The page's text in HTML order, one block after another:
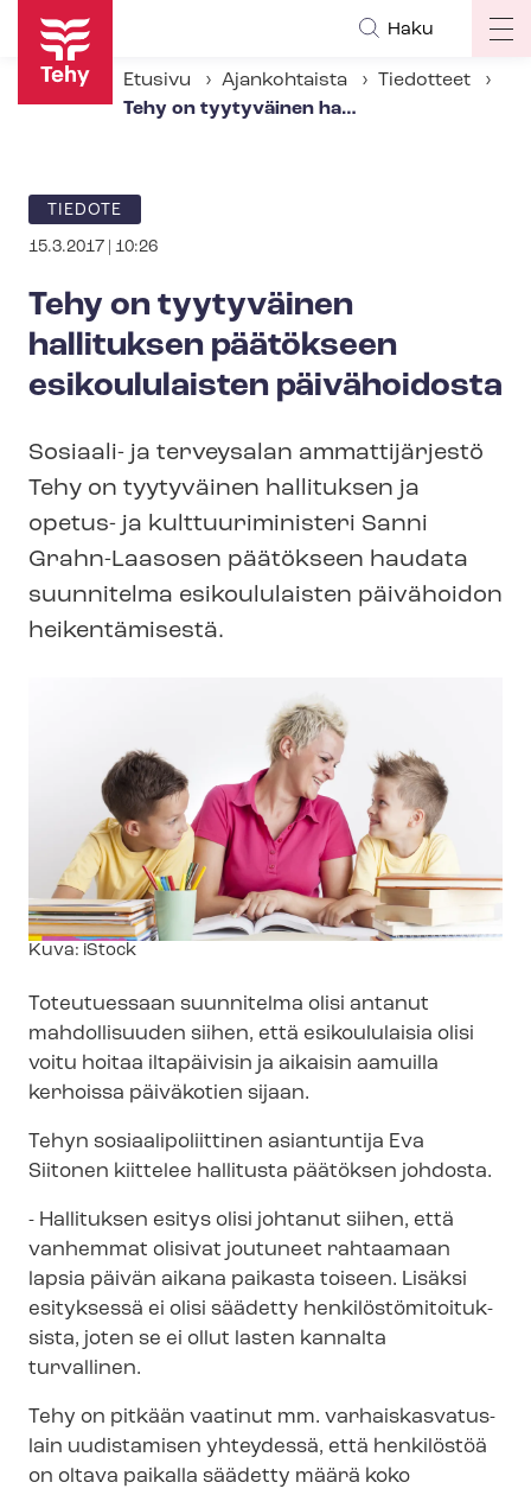
Hyppää
pääsisältöön
Haku
Etusivu Ajankohtaista
Tiedotteet
Tehy on tyytyväinen hallituksen päätökseen esikoululaisten päivähoidosta
ARTIKKELIN
KATEGORIA
TIEDOTE
15.3.2017 | 10:26
Tehy on tyytyväinen
hallituksen päätökseen
esikoululaisten päivähoidosta
Sosiaali- ja terveysalan ammattijärjestö
Tehy on tyytyväinen hallituksen ja
opetus- ja kult­tuu­ri­mi­nis­te­ri Sanni
Grahn-Laasosen päätökseen haudata
suunnitelma esikoululaisten päivähoidon
heikentämisestä.
Kuvateksti
Kuva: iStock
Toteutuessaan suunnitelma olisi antanut
mahdollisuuden siihen, että esikoululaisia olisi
voitu hoitaa iltapäivisin ja aikaisin aamuilla
kerhoissa päiväkotien sijaan.
Tehyn so­si­aa­li­po­liit­ti­nen asiantuntija Eva
Siitonen kiittelee hallitusta päätöksen johdosta.
- Hallituksen esitys olisi johtanut siihen, että
vanhemmat olisivat joutuneet rahtaamaan
lapsia päivän aikana paikasta toiseen. Lisäksi
esityksessä ei olisi säädetty hen­ki­lös­tö­mi­toi­tuk­
sis­ta, joten se ei ollut lasten kannalta
turvallinen.
Tehy on pitkään vaatinut mm. var­hais­kas­va­tus­
lain uudistamisen yhteydessä, että henkilöstöä
on oltava paikalla säädetty määrä koko